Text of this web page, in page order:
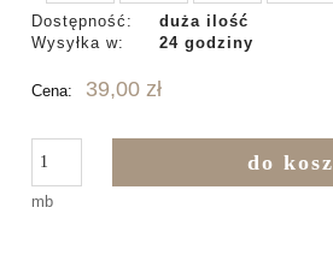
Dostępność:
duża ilość
Wysyłka w:
24 godziny
Cena: 39,00 zł
mb
do